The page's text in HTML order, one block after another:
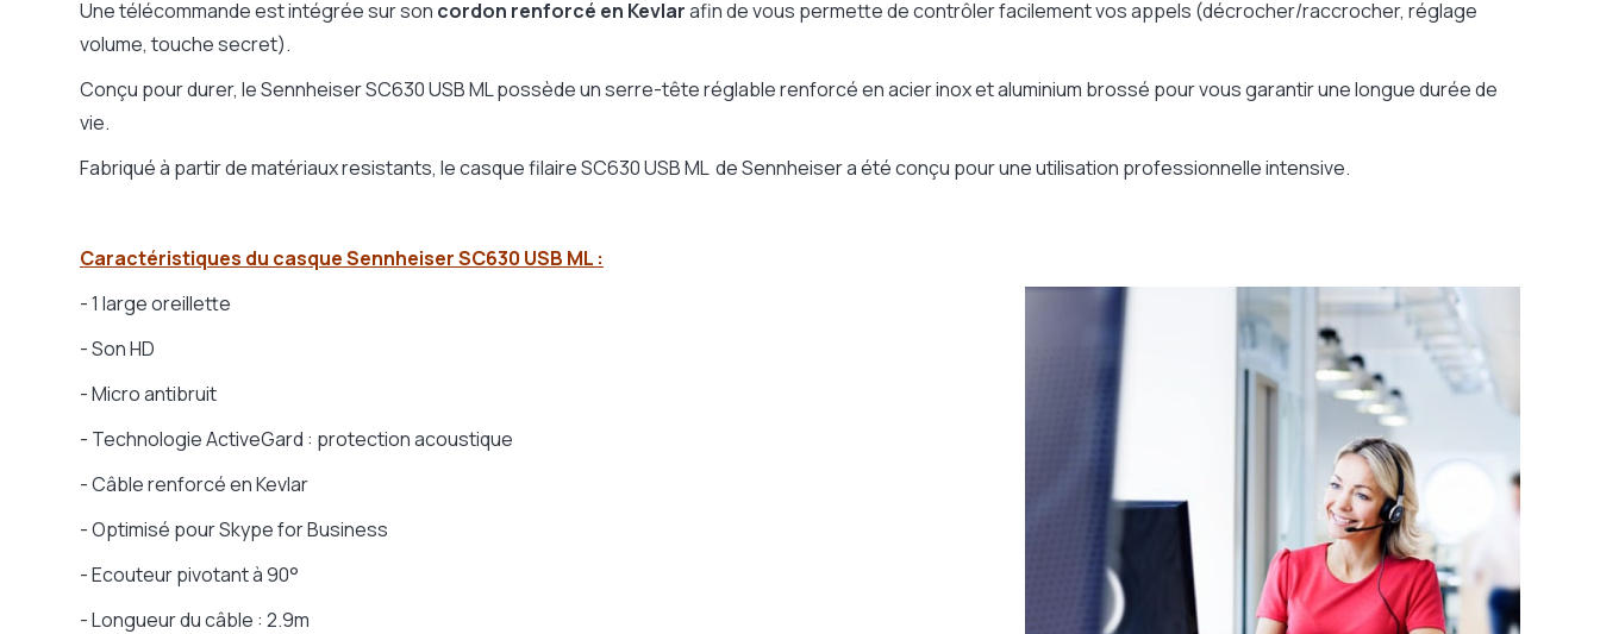
Optimisé Microsoft Teams / Zoom
Garantie
2 ans
Microphone
Micro / Environnement
Environnement très bruyant
Une télécommande est intégrée sur son cordon renforcé en Kevlarafin de vous permette de contrôler facilement vos appels (décrocher/raccrocher, réglage
volume, touche secret).
Conçu pour durer, le Sennheiser SC630 USB ML possède un serre-tête réglable renforcé en acier inox et aluminium brossé pour vous garantir une longue durée de
vie.
Fabriqué à partir de matériaux resistants, le casque filaire SC630 USB ML de Sennheiser a été conçu pour une utilisation professionnelle intensive.
Caractéristiques du casque Sennheiser SC630 USB ML :
- 1 large oreillette
- Son HD
- Micro antibruit
- Technologie ActiveGard : protection acoustique
- Câble renforcé en Kevlar
- Optimisé pour Skype for Business
- Ecouteur pivotant à 90°
- Longueur du câble : 2.9m